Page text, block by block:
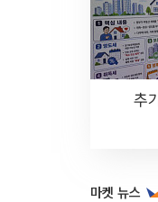
추
마켓 뉴스